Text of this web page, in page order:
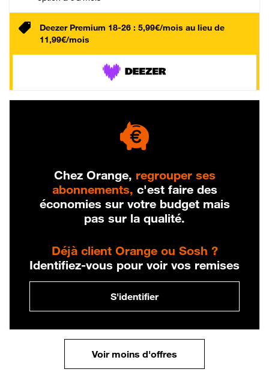
Deezer Premium 18-26 : 5,99€/mois au lieu de
11,99€/mois
Chez Orange, regrouper ses
abonnements, c'est faire des
économies sur votre budget mais
pas sur la qualité.
Déjà client Orange ou Sosh ?
Identifiez-vous pour voir vos remises
S'identifier
Voir moins d'offres